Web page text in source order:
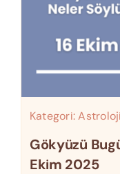
Kategori:Astroloji
Gökyüzü
Ekim 2025